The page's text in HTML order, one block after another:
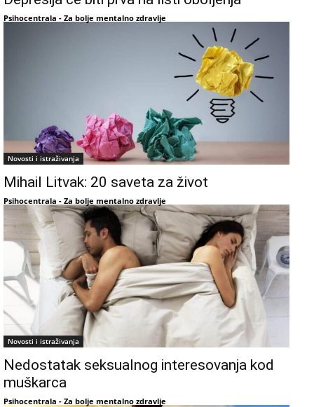
Psihocentrala - Za bolje mentalno zdravlje
Novosti i istraživanja
Mihail Litvak: 20 saveta za život
Psihocentrala - Za bolje mentalno zdravlje
Novosti i istraživanja
Nedostatak seksualnog interesovanja kod
muškarca
Psihocentrala - Za bolje mentalno zdravlje